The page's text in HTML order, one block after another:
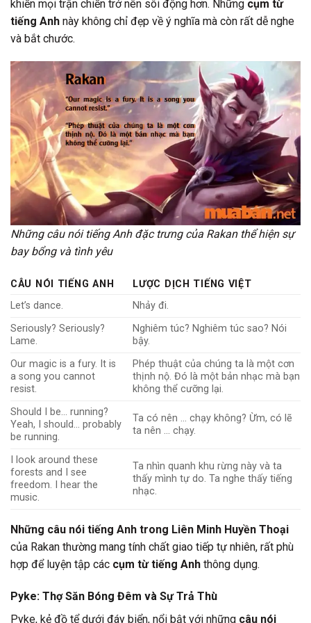
khiến mọi trận chiến trở nên sôi động hơn. Những cụm từ
tiếng Anh này không chỉ đẹp về ý nghĩa mà còn rất dễ nghe
và bắt chước.
Những câu nói tiếng Anh đặc trưng của Rakan thể hiện sự
bay bổng và tình yêu
CÂU NÓI TIẾNG ANH
LƯỢC DỊCH TIẾNG VIỆT
Let’s dance.
Nhảy đi.
Seriously? Seriously?
Lame.
Nghiêm túc? Nghiêm túc sao? Nói
bậy.
Our magic is a fury. It is
a song you cannot
resist.
Phép thuật của chúng ta là một cơn
thịnh nộ. Đó là một bản nhạc mà bạn
không thể cưỡng lại.
Should I be… running?
Yeah, I should… probably
be running.
Ta có nên … chạy không? Ừm, có lẽ
ta nên … chạy.
I look around these
forests and I see
freedom. I hear the
music.
Ta nhìn quanh khu rừng này và ta
thấy mình tự do. Ta nghe thấy tiếng
nhạc.
Những câu nói tiếng Anh trong Liên Minh Huyền Thoại
của Rakan thường mang tính chất giao tiếp tự nhiên, rất phù
hợp để luyện tập các cụm từ tiếng Anh thông dụng.
Pyke: Thợ Săn Bóng Đêm và Sự Trả Thù
Pyke, kẻ đồ tể dưới đáy biển, nổi bật với những câu nói